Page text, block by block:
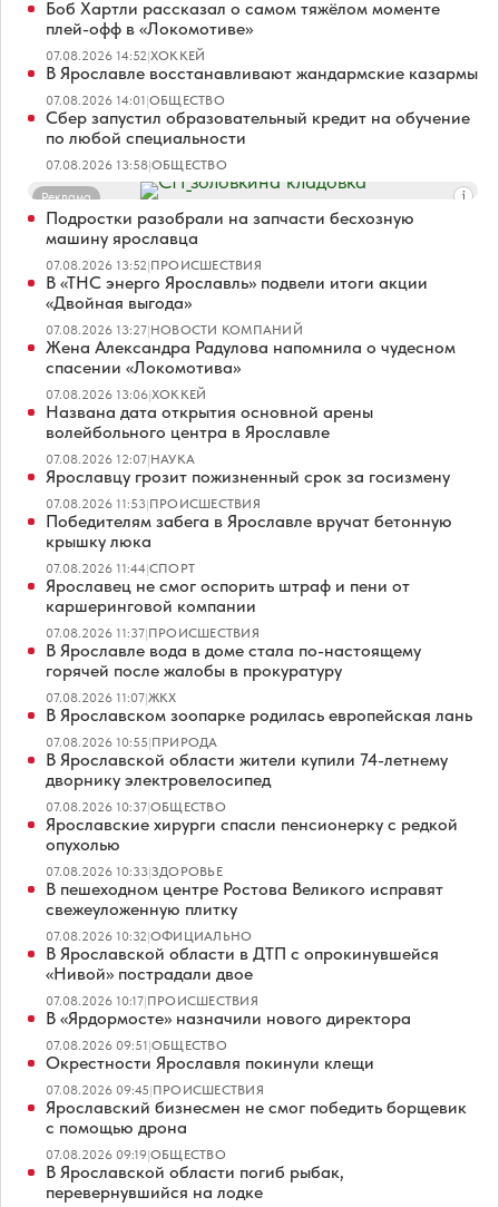
Боб Хартли рассказал о самом тяжёлом моменте
плей-офф в «Локомотиве»
07.08.2026 14:52|ХОККЕЙ
В Ярославле восстанавливают жандармские казармы
07.08.2026 14:01|ОБЩЕСТВО
Сбер запустил образовательный кредит на обучение
по любой специальности
07.08.2026 13:58|ОБЩЕСТВО
Реклама
Подростки разобрали на запчасти бесхозную
машину ярославца
07.08.2026 13:52|ПРОИСШЕСТВИЯ
В «ТНС энерго Ярославль» подвели итоги акции
«Двойная выгода»
07.08.2026 13:27|НОВОСТИ КОМПАНИЙ
Жена Александра Радулова напомнила о чудесном
спасении «Локомотива»
07.08.2026 13:06|ХОККЕЙ
Названа дата открытия основной арены
волейбольного центра в Ярославле
07.08.2026 12:07|НАУКА
Ярославцу грозит пожизненный срок за госизмену
07.08.2026 11:53|ПРОИСШЕСТВИЯ
Победителям забега в Ярославле вручат бетонную
крышку люка
07.08.2026 11:44|СПОРТ
Ярославец не смог оспорить штраф и пени от
каршеринговой компании
07.08.2026 11:37|ПРОИСШЕСТВИЯ
В Ярославле вода в доме стала по-настоящему
горячей после жалобы в прокуратуру
07.08.2026 11:07|ЖКХ
В Ярославском зоопарке родилась европейская лань
07.08.2026 10:55|ПРИРОДА
В Ярославской области жители купили 74-летнему
дворнику электровелосипед
07.08.2026 10:37|ОБЩЕСТВО
Ярославские хирурги спасли пенсионерку с редкой
опухолью
07.08.2026 10:33|ЗДОРОВЬЕ
В пешеходном центре Ростова Великого исправят
свежеуложенную плитку
07.08.2026 10:32|ОФИЦИАЛЬНО
В Ярославской области в ДТП с опрокинувшейся
«Нивой» пострадали двое
07.08.2026 10:17|ПРОИСШЕСТВИЯ
В «Ярдормосте» назначили нового директора
07.08.2026 09:51|ОБЩЕСТВО
Окрестности Ярославля покинули клещи
07.08.2026 09:45|ПРОИСШЕСТВИЯ
Ярославский бизнесмен не смог победить борщевик
с помощью дрона
07.08.2026 09:19|ОБЩЕСТВО
В Ярославской области погиб рыбак,
перевернувшийся на лодке